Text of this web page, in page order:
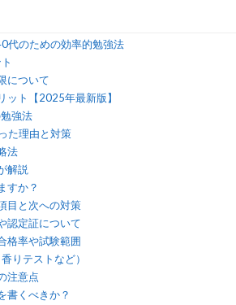
代のための効率的勉強法
について
ット【2025年最新版】
強法
た理由と対策
法
解説
すか？
目と次への対策
認定証について
格率や試験範囲
りテストなど）
注意点
書くべきか？